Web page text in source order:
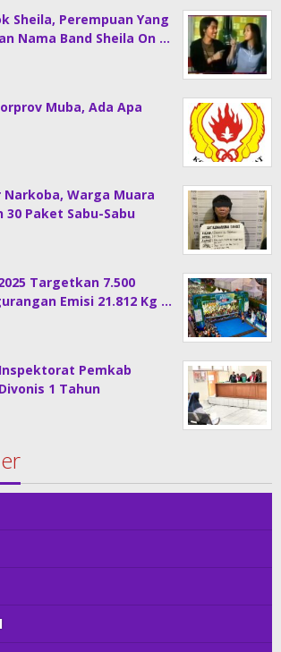
Sheila, Perempuan Yang
Nama Band Sheila On …
Muba, Ada Apa
Warga Muara
30 Paket Sabu-Sabu
Targetkan 7.500
Emisi 21.812 Kg …
Pemkab
1 Tahun